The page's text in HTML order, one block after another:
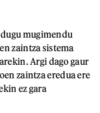
mugimendu
zaintza sistema
Argi dago gaur
zaintza eredua ere
ez gara